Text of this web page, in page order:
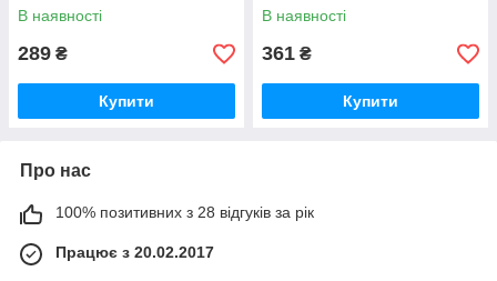
В наявності
289 ₴
Купити
В наявності
361 ₴
Купити
Про нас
100% позитивних з 28 відгуків за рік
Працює з 20.02.2017